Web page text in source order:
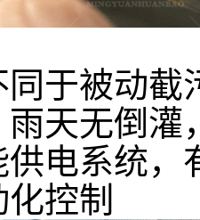
于被动截
雨天无倒灌
电系统，
控制